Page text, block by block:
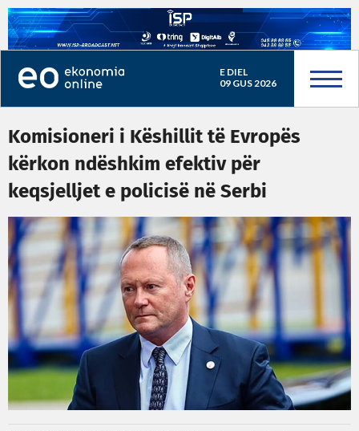
E DIEL
09 GUS 2026
Komisioneri i Këshillit të Evropës
kërkon ndëshkim efektiv për
keqsjelljet e policisë në Serbi